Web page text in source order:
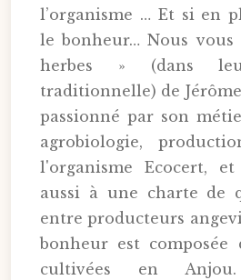
l’organisme … Et si en
le bonheur… Nous vous
herbes » (dans
traditionnelle) de
passionné par son
agrobiologie,
l'organisme Ecocert,
aussi à une charte de
entre producteurs
bonheur est composée
cultivées en